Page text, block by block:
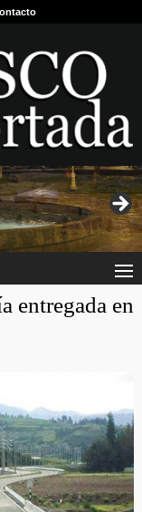
entregada en